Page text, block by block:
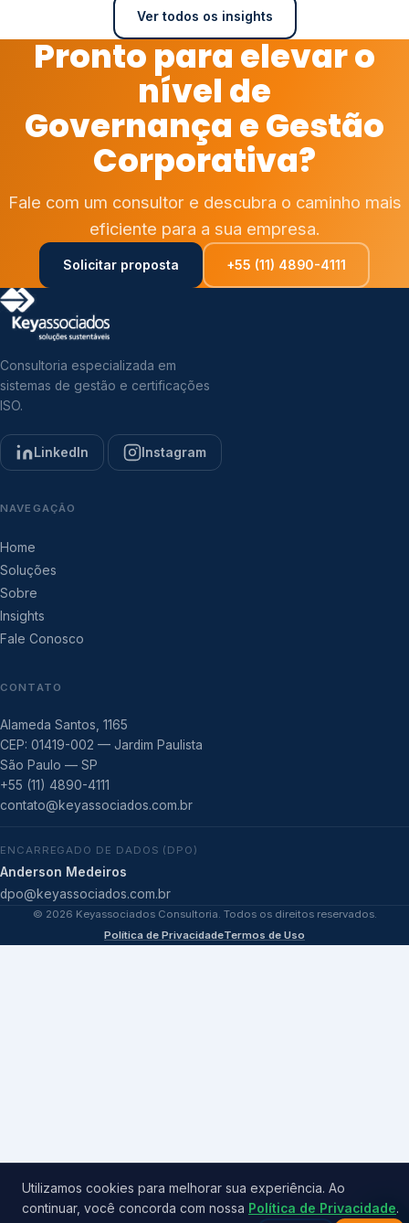
Ver todos os insights
Pronto para elevar o
nível de
Governança e Gestão
Corporativa?
Fale com um consultor e descubra o caminho mais
eficiente para a sua empresa.
Solicitar proposta +55 (11) 4890-4111
Consultoria especializada em
sistemas de gestão e certificações
ISO.
LinkedIn Instagram
NAVEGAÇÃO
Home
Soluções
Sobre
Insights
Fale Conosco
CONTATO
Alameda Santos, 1165
CEP: 01419-002 — Jardim Paulista
São Paulo — SP
+55 (11) 4890-4111
contato@keyassociados.com.br
ENCARREGADO DE DADOS (DPO)
Anderson Medeiros
dpo@keyassociados.com.br
© 2026 Keyassociados Consultoria. Todos os direitos reservados.
Política de PrivacidadeTermos de Uso
Utilizamos cookies para melhorar sua experiência. Ao
continuar, você concorda com nossa Política de Privacidade.